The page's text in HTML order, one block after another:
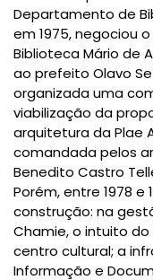
Departamento de
em 1975, negociou
Biblioteca Mário de
ao prefeito Olavo
organizada uma
viabilização da
arquitetura da Plae
comandada pelos
Benedito Castro
Porém, entre 1978 e
construção: na
Chamie, o intuito
centro cultural; a
Informação e